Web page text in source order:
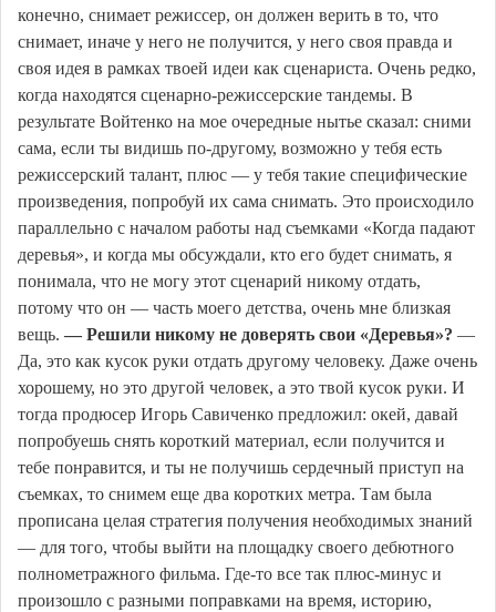
конечно, снимает режиссер, он должен верить в то, что
снимает, иначе у него не получится, у него своя правда и
своя идея в рамках твоей идеи как сценариста. Очень редко,
когда находятся сценарно-режиссерские тандемы. В
результате Войтенко на мое очередные нытье сказал: сними
сама, если ты видишь по-другому, возможно у тебя есть
режиссерский талант, плюс — у тебя такие специфические
произведения, попробуй их сама снимать. Это происходило
параллельно с началом работы над съемками «Когда падают
деревья», и когда мы обсуждали, кто его будет снимать, я
понимала, что не могу этот сценарий никому отдать,
потому что он — часть моего детства, очень мне близкая
вещь. — Решили никому не доверять свои «Деревья»? —
Да, это как кусок руки отдать другому человеку. Даже очень
хорошему, но это другой человек, а это твой кусок руки. И
тогда продюсер Игорь Савиченко предложил: окей, давай
попробуешь снять короткий материал, если получится и
тебе понравится, и ты не получишь сердечный приступ на
съемках, то снимем еще два коротких метра. Там была
прописана целая стратегия получения необходимых знаний
— для того, чтобы выйти на площадку своего дебютного
полнометражного фильма. Где-то все так плюс-минус и
произошло с разными поправками на время, историю,